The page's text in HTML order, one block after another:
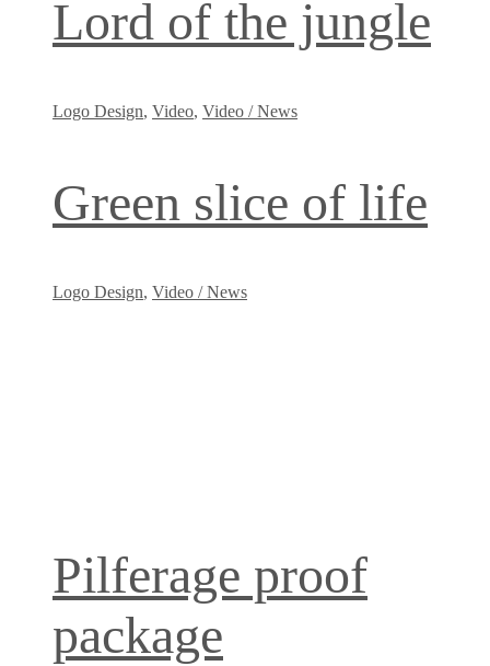
Lord of the jungle
Logo Design, Video, Video / News
Green slice of life
Logo Design, Video / News
Pilferage proof
package